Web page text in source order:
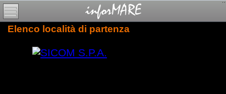
Elenco località di partenza